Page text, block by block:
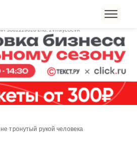
не тронутый рукой человека